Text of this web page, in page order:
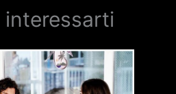
interessarti